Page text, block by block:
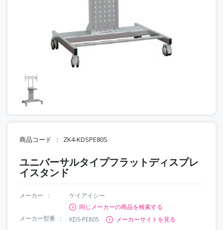
商品コード ZK4-KDSPE80S
ユニバーサルタイプフラットディスプレ
イスタンド
メーカー
ケイアイシー
同じメーカーの商品を検索する
メーカー型番
KDS-PE80S メーカーサイトを見る